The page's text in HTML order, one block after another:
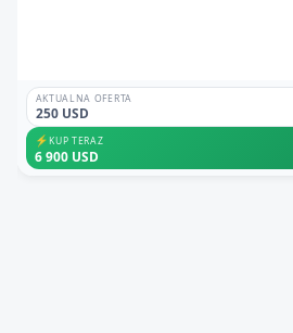
AKTUALNA OFERTA
250 USD
⚡KUP TERAZ
6 900 USD